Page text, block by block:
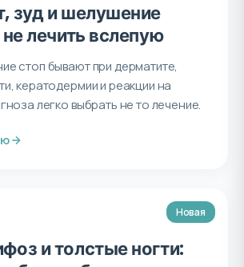
зуд и шелушение
лечить вслепую
стоп бывают при дерматите,
кератодермии и реакции на
легко выбрать не то лечение.
Новая
и толстые ногти: